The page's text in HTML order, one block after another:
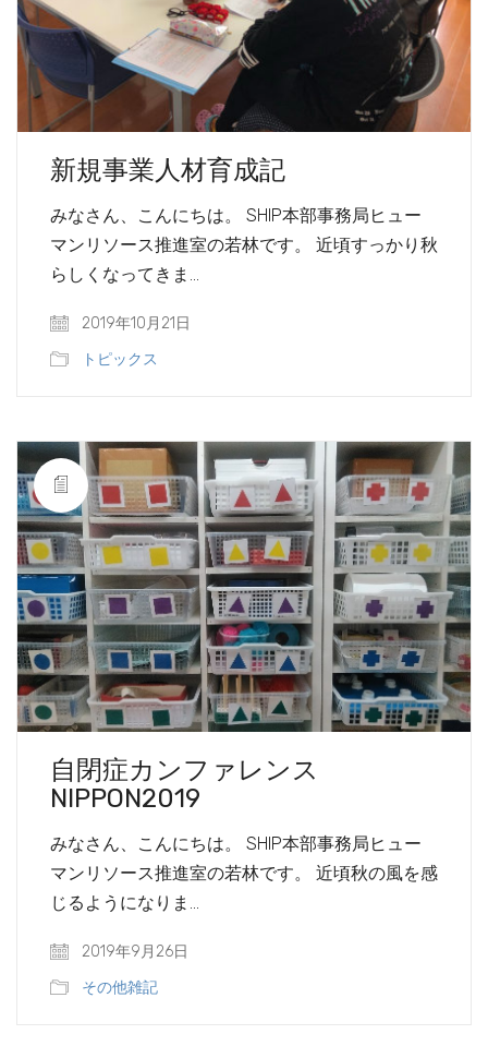
新規事業人材育成記
みなさん、こんにちは。 SHIP本部事務局ヒュー
マンリソース推進室の若林です。 近頃すっかり秋
らしくなってきま…
2019年10月21日
トピックス
自閉症カンファレンス
NIPPON2019
みなさん、こんにちは。 SHIP本部事務局ヒュー
マンリソース推進室の若林です。 近頃秋の風を感
じるようになりま…
2019年9月26日
その他雑記